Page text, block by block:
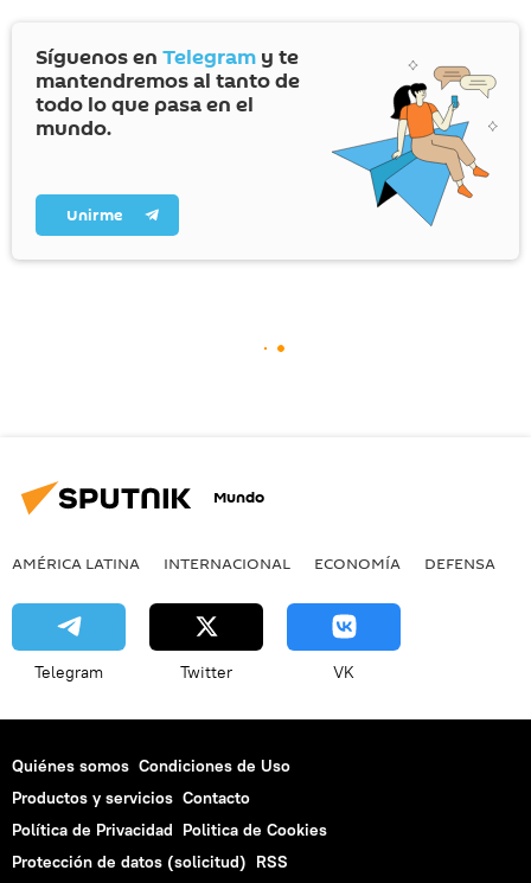
Síguenos en Telegram y te
mantendremos al tanto de
todo lo que pasa en el
mundo.
Unirme
Mundo
AMÉRICA LATINA INTERNACIONAL ECONOMÍA DEFENSA
Telegram Twitter VK
Quiénes somos Condiciones de Uso
Productos y servicios Contacto
Política de Privacidad Politica de Cookies
Protección de datos (solicitud) RSS